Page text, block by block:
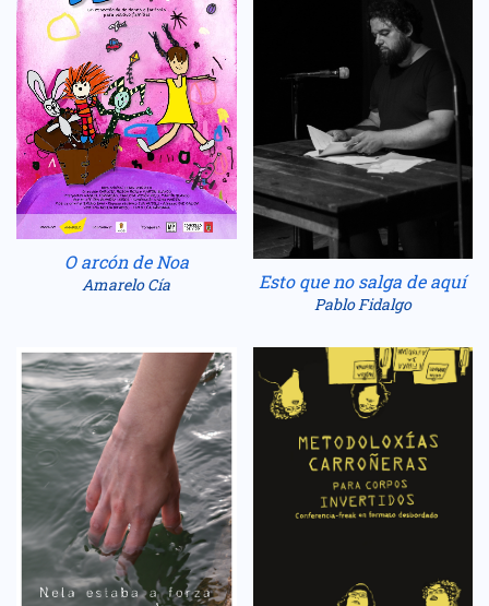
O arcón de Noa
Amarelo Cía Esto que no salga de aquí
Pablo Fidalgo